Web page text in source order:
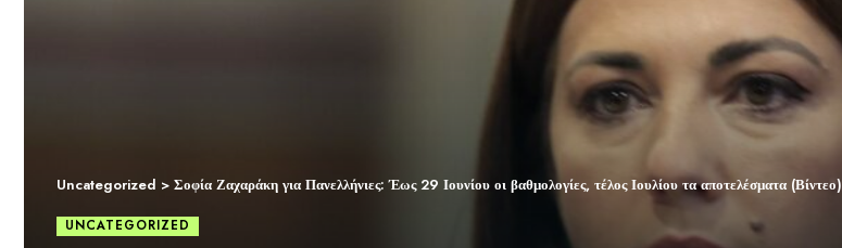
Uncategorized > Σοφία Ζαχαράκη για Πανελλήνιες: Έως 29 Ιουνίου οι βαθμολογίες, τέλος Ιουλίου τα αποτελέσματα (Βίντεο)
UNCATEGORIZED